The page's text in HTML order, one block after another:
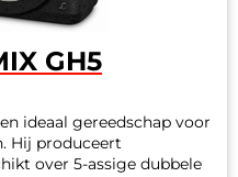
GH5
ideaal gereedschap voor
Hij produceert
over 5-assige dubbele